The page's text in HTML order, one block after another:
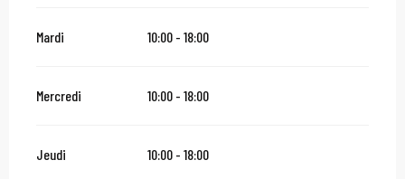
Mardi 10:00 - 18:00
Mercredi 10:00 - 18:00
Jeudi 10:00 - 18:00